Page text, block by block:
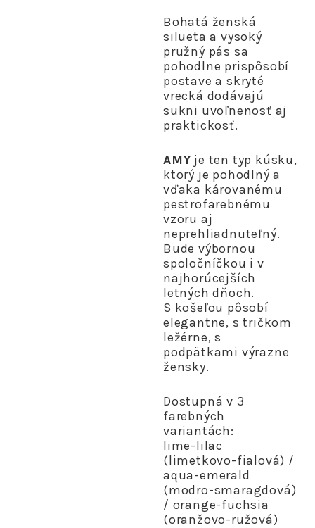
Bohatá ženská
silueta a vysoký
pružný pás sa
pohodlne prispôsobí
postave a skryté
vrecká dodávajú
sukni uvoľnenosť aj
praktickosť.
AMY je ten typ kúsku,
ktorý je pohodlný a
vďaka károvanému
pestrofarebnému
vzoru aj
neprehliadnuteľný.
Bude výbornou
spoločníčkou i v
najhorúcejších
letných dňoch.
S košeľou pôsobí
elegantne, s tričkom
ležérne, s
podpätkami výrazne
žensky.
Dostupná v 3
farebných
variantách:
lime-lilac
(limetkovo-fialová) /
aqua-emerald
(modro-smaragdová)
/ orange-fuchsia
(oranžovo-ružová)